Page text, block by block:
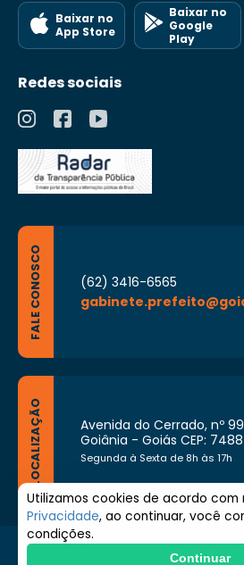
Baixar no
App Store
Baixar no
Google
Play
Redes sociais
FALE CONOSCO
(62) 3416-6565
LOCALIZAÇÃO
Avenida do Cerrado, nº
Goiânia - Goiás CEP:
Segunda à Sexta de 8h às 17h
© 2026 Prefeitura de Goiânia. Todos os
Utilizamos cookies de acordo com
Privacidade, ao continuar, você
condições.
Continuar